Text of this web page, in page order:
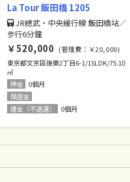
La Tour 飯田橋 1205
JR總武・中央緩行線 飯田橋站／
步行6分鐘
￥520,000 (管理費：￥20,000)
東京都文京區後樂2丁目6-1/1SLDK/75.10
㎡
押金
0個月
保證金
禮金（不退還）
0個月